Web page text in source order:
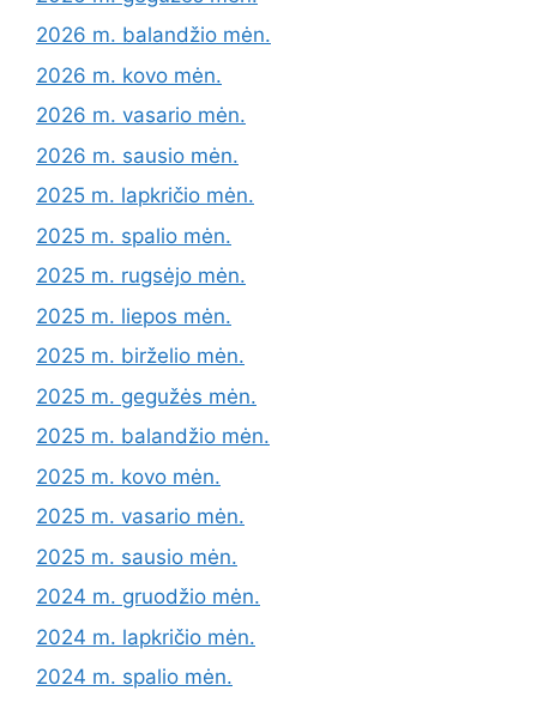
2026 m. balandžio mėn.
2026 m. kovo mėn.
2026 m. vasario mėn.
2026 m. sausio mėn.
2025 m. lapkričio mėn.
2025 m. spalio mėn.
2025 m. rugsėjo mėn.
2025 m. liepos mėn.
2025 m. birželio mėn.
2025 m. gegužės mėn.
2025 m. balandžio mėn.
2025 m. kovo mėn.
2025 m. vasario mėn.
2025 m. sausio mėn.
2024 m. gruodžio mėn.
2024 m. lapkričio mėn.
2024 m. spalio mėn.